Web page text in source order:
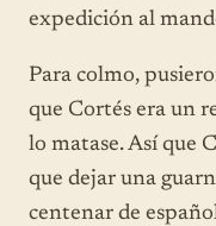
expedición al
Para colmo,
que Cortés era un
lo matase. Así que
que dejar una
centenar de